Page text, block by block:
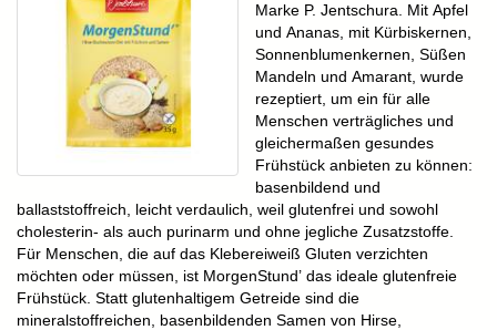
Marke P. Jentschura.
Mit Apfel
und Ananas, mit Kürbiskernen,
Sonnenblumenkernen, Süßen
Mandeln und Amarant, wurde
rezeptiert, um ein für alle
Menschen verträgliches und
gleichermaßen gesundes
Frühstück anbieten zu können:
basenbildend und
ballaststoffreich, leicht verdaulich, weil glutenfrei und sowohl
cholesterin- als auch purinarm und ohne jegliche Zusatzstoffe.
Für Menschen, die auf das Klebereiweiß Gluten verzichten
möchten oder müssen, ist MorgenStund’ das ideale glutenfreie
Frühstück. Statt glutenhaltigem Getreide sind die
mineralstoffreichen, basenbildenden Samen von Hirse,